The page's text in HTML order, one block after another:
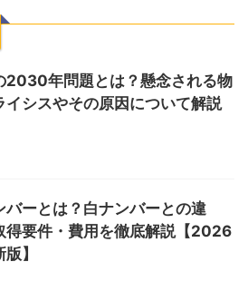
2030年問題とは？懸念される物
イシスやその原因について解説
バーとは？白ナンバーとの違
得要件・費用を徹底解説【2026
】